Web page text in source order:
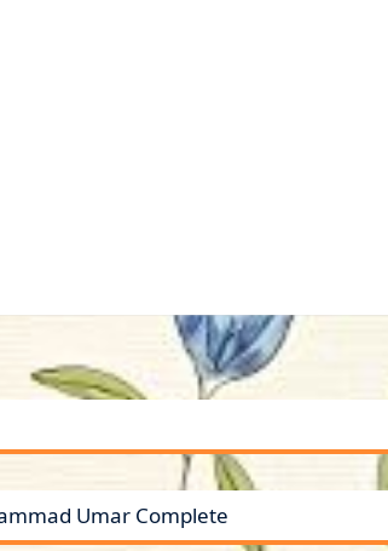
Umar Complete